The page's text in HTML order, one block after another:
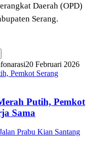
Daerah (OPD)
Serang.
20 Februari 2026
Pemkot Serang
Putih, Pemkot
Sama
Prabu Kian Santang